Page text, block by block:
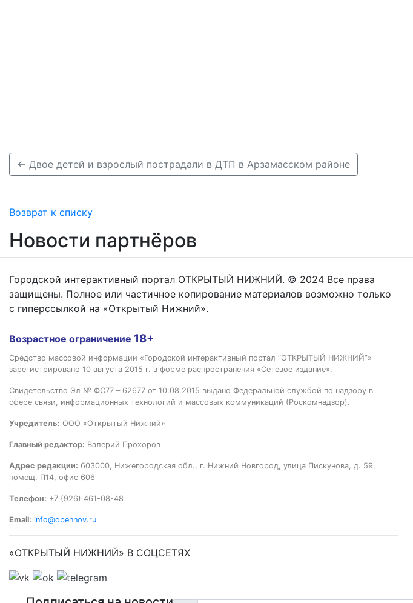
← Двое детей и взрослый пострадали в ДТП в Арзамасском районе
Возврат к списку
Новости партнёров
Городской интерактивный портал ОТКРЫТЫЙ НИЖНИЙ. © 2024 Все права
защищены. Полное или частичное копирование материалов возможно только
с гиперссылкой на «Открытый Нижний».
Возрастное ограничение 18+
Средство массовой информации «Городской интерактивный портал “ОТКРЫТЫЙ НИЖНИЙ”»
зарегистрировано 10 августа 2015 г. в форме распространения «Сетевое издание».
Свидетельство Эл № ФС77 – 62677 от 10.08.2015 выдано Федеральной службой по надзору в
сфере связи, информационных технологий и массовых коммуникаций (Роскомнадзор).
Учредитель: ООО «Открытый Нижний»
Главный редактор: Валерий Прохоров
Адрес редакции: 603000, Нижегородская обл., г. Нижний Новгород, улица Пискунова, д. 59,
помещ. П14, офис 606
Телефон: +7 (926) 461-08-48
Email: info@opennov.ru
«ОТКРЫТЫЙ НИЖНИЙ» В СОЦСЕТЯХ